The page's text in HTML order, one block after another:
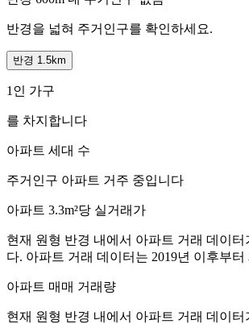
반경을 넓혀 주거인구를 확인하세요.
반경 1.5km
1인 가구
를 차지합니다
아파트 세대 수
주거인구 아파트 거주 중입니다
아파트 3.3m²당 실거래가
현재 원형 반경 내에서 아파트 거래 데이터
다. 아파트 거래 데이터는 2019년 이후부터
아파트 매매 거래량
현재 원형 반경 내에서 아파트 거래 데이터